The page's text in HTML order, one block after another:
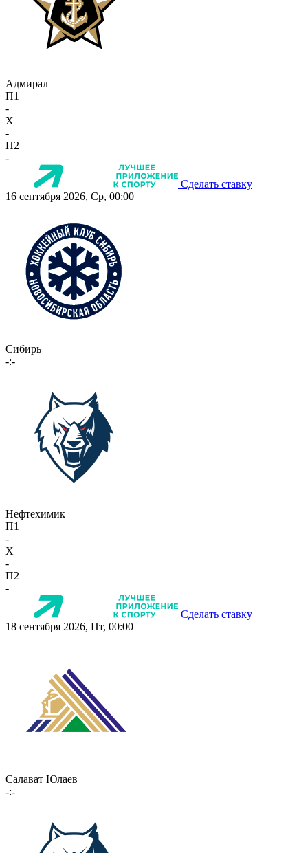
Адмирал
П1
-
X
-
П2
-
Сделать ставку
16 сентября 2026, Ср, 00:00
Сибирь
-:-
Нефтехимик
П1
-
X
-
П2
-
Сделать ставку
18 сентября 2026, Пт, 00:00
Салават Юлаев
-:-